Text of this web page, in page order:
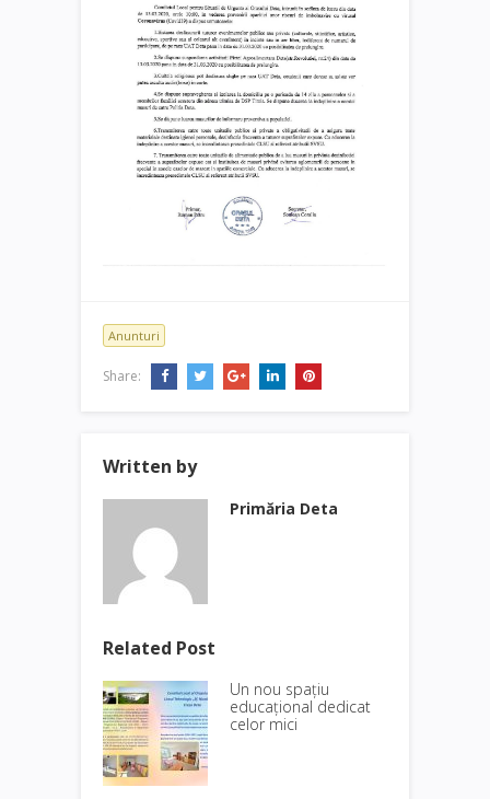
Anunturi
Share:
Written by
Primăria Deta
Related Post
Un nou spațiu
educațional dedicat
celor mici